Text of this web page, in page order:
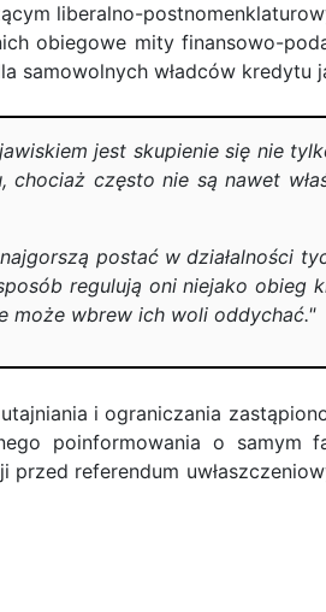
liberalno-
obiegowe mity finansowo-
władców kredytu
jest skupienie się nie
często nie są nawet
postać w działalności
regulują oni niejako
może wbrew ich woli oddychać."
i ograniczania
poinformowania o
referendum